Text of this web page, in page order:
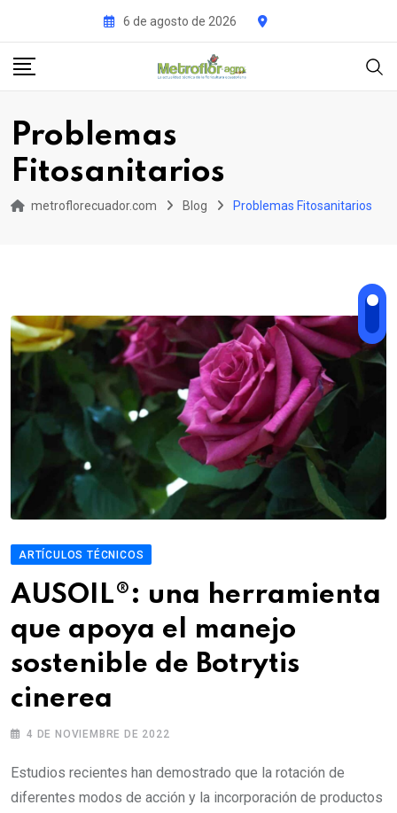
content
6 de agosto de 2026
Problemas
Fitosanitarios
metroflorecuador.com Blog Problemas Fitosanitarios
ARTÍCULOS TÉCNICOS
AUSOIL®: una herramienta
que apoya el manejo
sostenible de Botrytis
cinerea
4 DE NOVIEMBRE DE 2022
Estudios recientes han demostrado que la rotación de
diferentes modos de acción y la incorporación de productos